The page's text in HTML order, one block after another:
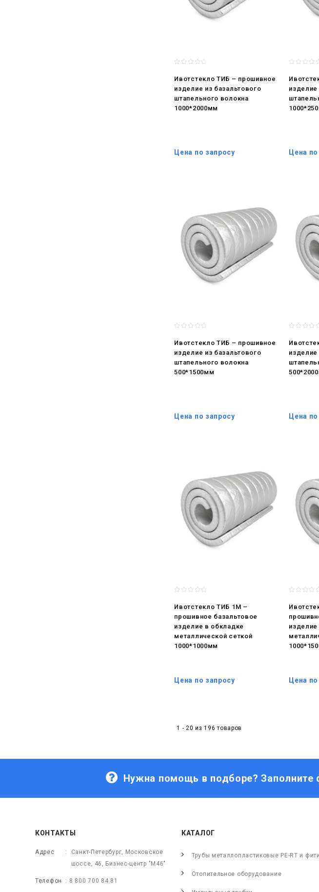
Ивотстекло ТИБ – прошивное
изделие из базальтового
штапельного волокна
1000*2000мм
Цена по запросу
изделие
Цена
Ивотстекло ТИБ – прошивное
изделие из базальтового
штапельного волокна
500*1500мм
Цена по запросу
изделие
Цена
Ивотстекло ТИБ 1М –
прошивное базальтовое
изделие в обкладке
металлической сеткой
1000*1000мм
Цена по запросу Цена
1 - 20 из 196 товаров
Нужна помощь в подборе?
КОНТАКТЫ
Адрес
Санкт-Петербург, Московское
шоссе, 46, Бизнес-центр "М46"
Телефон 8 800 700 84 81
КАТАЛОГ
Трубы металлопластиковые PE-RT и
Отопительное оборудование